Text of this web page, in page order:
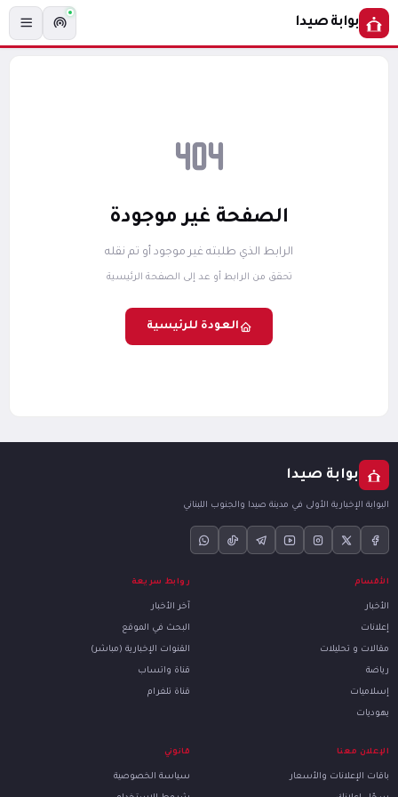
بوابة صيدا
الصفحة غير موجودة
الرابط الذي طلبته غير موجود أو تم نقله
تحقق من الرابط أو عد إلى الصفحة الرئيسية
العودة للرئيسية
بوابة صيدا
البوابة الإخبارية الأولى في مدينة صيدا والجنوب اللبناني
الأقسام
الأخبار
إعلانات
مقالات و تحليلات
رياضة
إسلاميات
يهوديات
روابط سريعة
آخر الأخبار
البحث في الموقع
القنوات الإخبارية (مباشر)
قناة واتساب
قناة تلغرام
الإعلان معنا
باقات الإعلانات والأسعار
قانوني
سياسة الخصوصية